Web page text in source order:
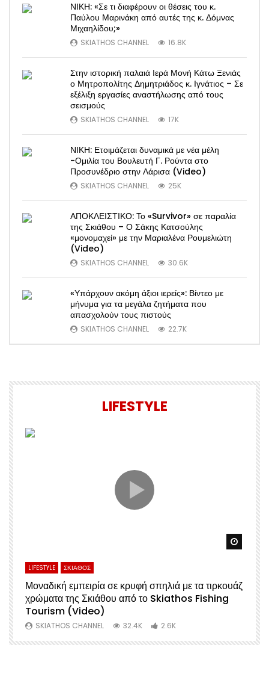
ΝΙΚΗ: «Σε τι διαφέρουν οι θέσεις του κ.
Παύλου Μαρινάκη από αυτές της κ. Δόμνας
Μιχαηλίδου;»
SKIATHOS CHANNEL 16.8K
Στην ιστορική παλαιά Ιερά Μονή Κάτω Ξενιάς
ο Μητροπολίτης Δημητριάδος κ. Ιγνάτιος – Σε
εξέλιξη εργασίες αναστήλωσης από τους
σεισμούς
SKIATHOS CHANNEL 17K
ΝΙΚΗ: Ετοιμάζεται δυναμικά με νέα μέλη
-Ομιλία του Βουλευτή Γ. Ρούντα στο
Προσυνέδριο στην Λάρισα (Video)
SKIATHOS CHANNEL 25K
ΑΠΟΚΛΕΙΣΤΙΚΟ: Το «Survivor» σε παραλία
της Σκιάθου – Ο Σάκης Κατσούλης
«μονομαχεί» με την Μαριαλένα Ρουμελιώτη
(Video)
SKIATHOS CHANNEL 30.6K
«Υπάρχουν ακόμη άξιοι ιερείς»: Βίντεο με
μήνυμα για τα μεγάλα ζητήματα που
απασχολούν τους πιστούς
SKIATHOS CHANNEL 22.7K
LIFESTYLE
LIFESTYLE ΣΚΙΑΘΟΣ
Μοναδική εμπειρία σε κρυφή σπηλιά με τα τιρκουάζ
χρώματα της Σκιάθου από το Skiathos Fishing
Tourism (Video)
SKIATHOS CHANNEL 32.4K 2.6K